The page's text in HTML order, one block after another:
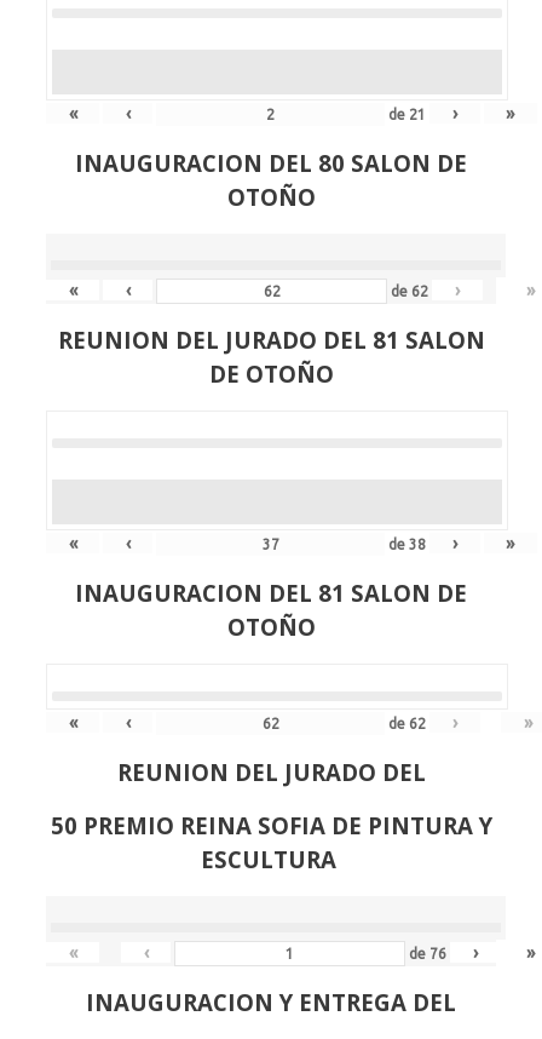
« ‹ de 21 › »
INAUGURACION DEL 80 SALON DE
OTOÑO
« ‹ de 62 › »
REUNION DEL JURADO DEL 81 SALON
DE OTOÑO
« ‹ de38 › »
INAUGURACION DEL 81 SALON DE
OTOÑO
« ‹ de 62 › »
REUNION DEL JURADO DEL
50 PREMIO REINA SOFIA DE PINTURA Y
ESCULTURA
« ‹ de 76 › »
INAUGURACION Y ENTREGA DEL